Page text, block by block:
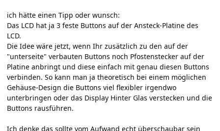
ich hätte einen Tipp oder wunsch:
Das LCD hat ja 3 feste Buttons auf der Ansteck-Platine des
LCD.
Die Idee wäre jetzt, wenn Ihr zusätzlich zu den auf der
"unterseite" verbauten Buttons noch Pfostenstecker auf der
Platine anbringt und diese einfach mit genau diesen Buttons
verbinden. So kann man ja theoretisch bei einem möglichen
Gehäuse-Design die Buttons viel flexibler irgendwo
unterbringen oder das Display Hinter Glas verstecken und die
Buttons rausführen.
Ich denke das sollte vom Aufwand echt überschaubar sein